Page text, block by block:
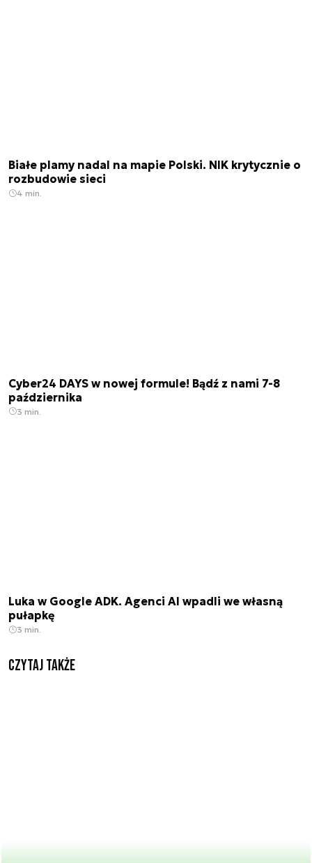
Białe plamy nadal na mapie Polski. NIK krytycznie o
rozbudowie sieci
4 min.
Cyber24 DAYS w nowej formule! Bądź z nami 7-8
października
3 min.
Luka w Google ADK. Agenci AI wpadli we własną
pułapkę
3 min.
Czytaj także